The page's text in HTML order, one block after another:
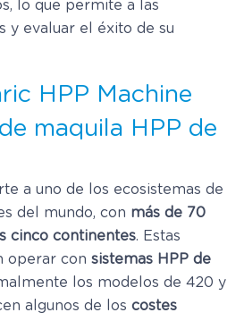
lo que permite a las
y evaluar el éxito de su
maquila HPP de
a uno de los ecosistemas de
del mundo, con más de 70
cinco continentes. Estas
operar con sistemas HPP de
los modelos de 420 y
algunos de los costes